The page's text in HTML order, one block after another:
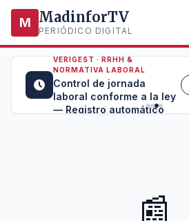
M MadinforTV
PERIÓDICO DIGITAL
VERIGEST · RRHH &
NORMATIVA LABORAL
Control de jornada
laboral conforme a la ley
— Registro automático
📰